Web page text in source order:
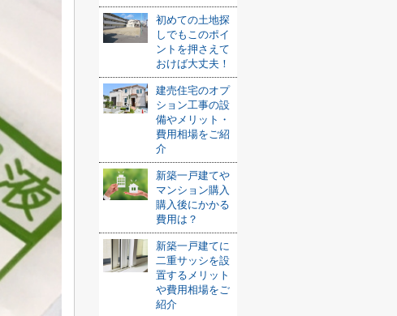
初めての土地探
しでもこのポイ
ントを押さえて
おけば大丈夫！
建売住宅のオプ
ション工事の設
備やメリット・
費用相場をご紹
介
新築一戸建てや
マンション購入
購入後にかかる
費用は？
新築一戸建てに
二重サッシを設
置するメリット
や費用相場をご
紹介